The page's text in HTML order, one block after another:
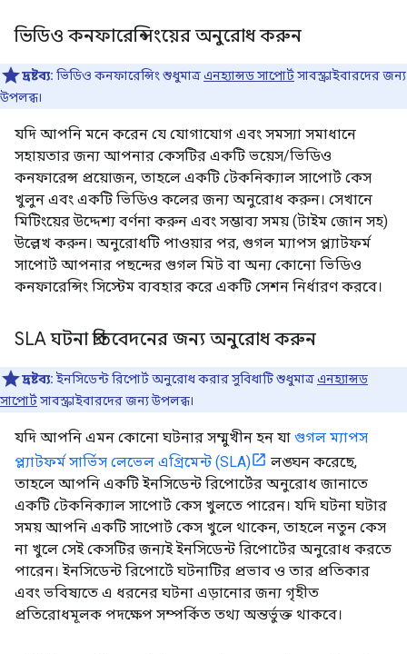
ভিডিও কনফারেন্সিংয়ের অনুরোধ করুন
দ্রষ্টব্য: ভিডিও কনফারেন্সিং শুধুমাত্র এনহ্যান্সড সাপোর্টসাবস্ক্রাইবারদের জন্য
উপলব্ধ।
যদি আপনি মনে করেন যে যোগাযোগ এবং সমস্যা সমাধানে
সহায়তার জন্য আপনার কেসটির একটি ভয়েস/ভিডিও
কনফারেন্স প্রয়োজন, তাহলে একটি টেকনিক্যাল সাপোর্ট কেস
খুলুন এবং একটি ভিডিও কলের জন্য অনুরোধ করুন। সেখানে
মিটিংয়ের উদ্দেশ্য বর্ণনা করুন এবং সম্ভাব্য সময় (টাইম জোন সহ)
উল্লেখ করুন। অনুরোধটি পাওয়ার পর, গুগল ম্যাপস প্ল্যাটফর্ম
সাপোর্ট আপনার পছন্দের গুগল মিট বা অন্য কোনো ভিডিও
কনফারেন্সিং সিস্টেম ব্যবহার করে একটি সেশন নির্ধারণ করবে।
SLA ঘটনা প্রতিবেদনের জন্য অনুরোধ করুন
দ্রষ্টব্য:ইনসিডেন্ট রিপোর্ট অনুরোধ করার সুবিধাটি শুধুমাত্র এনহ্যান্সড
সাপোর্টসাবস্ক্রাইবারদের জন্য উপলব্ধ।
যদি আপনি এমন কোনো ঘটনার সম্মুখীন হন যা গুগল ম্যাপস
প্ল্যাটফর্ম সার্ভিস লেভেল এগ্রিমেন্ট (SLA)
লঙ্ঘন করেছে,
তাহলে আপনি একটি ইনসিডেন্ট রিপোর্টের অনুরোধ জানাতে
একটি টেকনিক্যাল সাপোর্ট কেস খুলতে পারেন। যদি ঘটনা ঘটার
সময় আপনি একটি সাপোর্ট কেস খুলে থাকেন, তাহলে নতুন কেস
না খুলে সেই কেসটির জন্যই ইনসিডেন্ট রিপোর্টের অনুরোধ করতে
পারেন। ইনসিডেন্ট রিপোর্টে ঘটনাটির প্রভাব ও তার প্রতিকার
এবং ভবিষ্যতে এ ধরনের ঘটনা এড়ানোর জন্য গৃহীত
প্রতিরোধমূলক পদক্ষেপ সম্পর্কিত তথ্য অন্তর্ভুক্ত থাকবে।